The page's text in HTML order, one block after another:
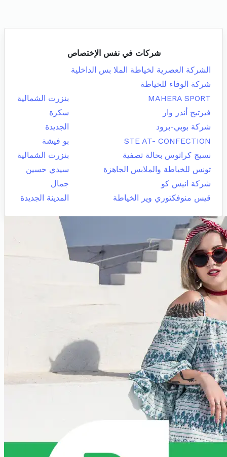
شركات في نفس الإختصاص
الشركة العصرية لخياطة الملا بس الداخلية
شركة الوفاء للخياطة
MAHERA SPORT
بنزرت الشمالية
فيرتيج أندر وار
سكرة
شركة بوبي-برود
الجديدة
STE AT- CONFECTION
بو فيشة
نسيج كراتوس بحالة تصفية
بنزرت الشمالية
تونس للخياطة والملابس الجاهزة
سيدي حسين
شركة انيس كو
جمال
قيس منوفكتوري وير الخياطة
المدينة الجديدة